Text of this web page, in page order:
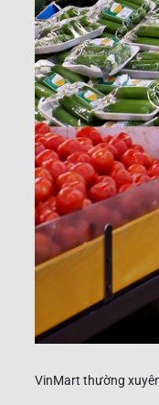
VinMart thường